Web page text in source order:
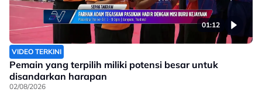
01:12
VIDEO TERKINI
Pemain yang terpilih miliki potensi besar untuk
disandarkan harapan
02/08/2026